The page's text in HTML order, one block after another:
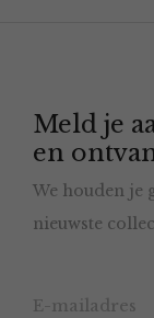
Meld je
en
We houden je
nieuwste